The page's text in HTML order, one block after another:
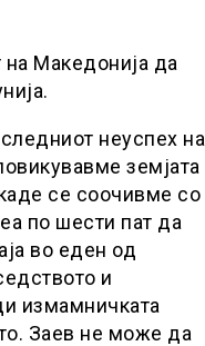
на Македонија да
неуспех на
земјата
се соочивме со
по шести пат да
во еден од
и
измамничката
Заев не може да